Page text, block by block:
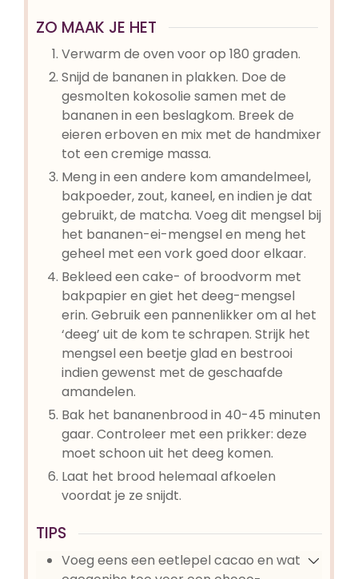
ZO MAAK JE HET
Verwarm de oven voor op 180 graden.
Snijd de bananen in plakken. Doe de
gesmolten kokosolie samen met de
bananen in een beslagkom. Breek de
eieren erboven en mix met de handmixer
tot een cremige massa.
Meng in een andere kom amandelmeel,
bakpoeder, zout, kaneel, en indien je dat
gebruikt, de matcha. Voeg dit mengsel bij
het bananen-ei-mengsel en meng het
geheel met een vork goed door elkaar.
Bekleed een cake- of broodvorm met
bakpapier en giet het deeg-mengsel
erin. Gebruik een pannenlikker om al het
‘deeg’ uit de kom te schrapen. Strijk het
mengsel een beetje glad en bestrooi
indien gewenst met de geschaafde
amandelen.
Bak het bananenbrood in 40-45 minuten
gaar. Controleer met een prikker: deze
moet schoon uit het deeg komen.
Laat het brood helemaal afkoelen
voordat je ze snijdt.
TIPS
Voeg eens een eetlepel cacao en wat